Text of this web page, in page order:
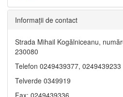
Informaţii de contact
Strada Mihail Kogălniceanu,
230080
Telefon 0249439377, 0249439233
Telverde 0349919
Fax: 0249439336